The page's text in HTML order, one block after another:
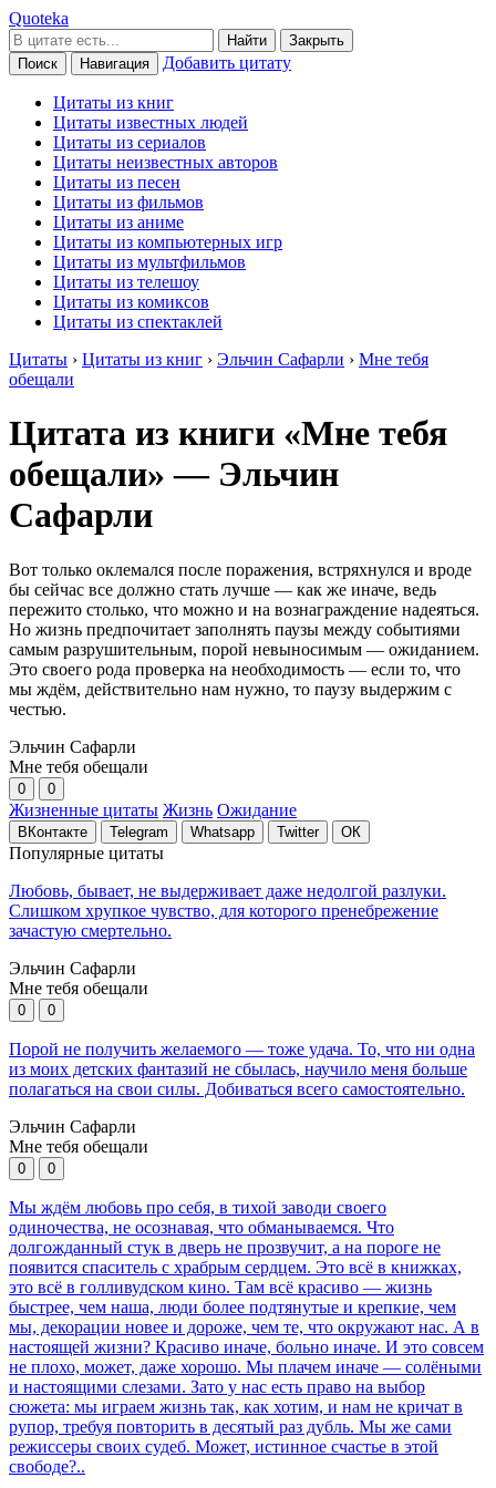
Quoteka
Найти
Закрыть
Поиск
Навигация Добавить цитату
Цитаты из книг
Цитаты известных людей
Цитаты из сериалов
Цитаты неизвестных авторов
Цитаты из песен
Цитаты из фильмов
Цитаты из аниме
Цитаты из компьютерных игр
Цитаты из мультфильмов
Цитаты из телешоу
Цитаты из комиксов
Цитаты из спектаклей
Цитаты › Цитаты из книг › Эльчин Сафарли › Мне тебя
обещали
Цитата из книги «Мне тебя
обещали» — Эльчин
Сафарли
Вот только оклемался после поражения, встряхнулся и вроде
бы сейчас все должно стать лучше — как же иначе, ведь
пережито столько, что можно и на вознаграждение надеяться.
Но жизнь предпочитает заполнять паузы между событиями
самым разрушительным, порой невыносимым — ожиданием.
Это своего рода проверка на необходимость — если то, что
мы ждём, действительно нам нужно, то паузу выдержим с
честью.
Эльчин Сафарли
Мне тебя обещали
0 0
Жизненные цитаты Жизнь Ожидание
ВКонтакте Telegram Whatsapp Twitter ОК
Популярные цитаты
Любовь, бывает, не выдерживает даже недолгой разлуки.
Слишком хрупкое чувство, для которого пренебрежение
зачастую смертельно.
Эльчин Сафарли
Мне тебя обещали
0 0
Порой не получить желаемого — тоже удача. То, что ни одна
из моих детских фантазий не сбылась, научило меня больше
полагаться на свои силы. Добиваться всего самостоятельно.
Эльчин Сафарли
Мне тебя обещали
0 0
Мы ждём любовь про себя, в тихой заводи своего
одиночества, не осознавая, что обманываемся. Что
долгожданный стук в дверь не прозвучит, а на пороге не
появится спаситель с храбрым сердцем. Это всё в книжках,
это всё в голливудском кино. Там всё красиво — жизнь
быстрее, чем наша, люди более подтянутые и крепкие, чем
мы, декорации новее и дороже, чем те, что окружают нас. А в
настоящей жизни? Красиво иначе, больно иначе. И это совсем
не плохо, может, даже хорошо. Мы плачем иначе — солёными
и настоящими слезами. Зато у нас есть право на выбор
сюжета: мы играем жизнь так, как хотим, и нам не кричат в
рупор, требуя повторить в десятый раз дубль. Мы же сами
режиссеры своих судеб. Может, истинное счастье в этой
свободе?..